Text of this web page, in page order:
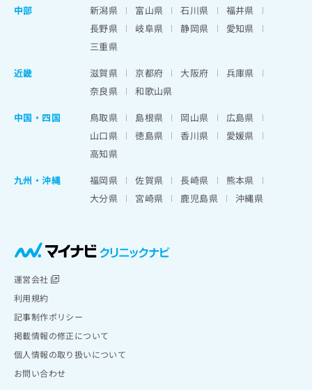
中部
新潟県 富山県 石川県
福井県
長野県
岐阜県 静岡県
愛知県
三重県
近畿
滋賀県 京都府 大阪府
兵庫県
奈良県
和歌山県
中国・四国
鳥取県 島根県 岡山県
広島県
山口県
徳島県 香川県
愛媛県
高知県
九州・沖縄
福岡県 佐賀県 長崎県
熊本県
大分県
宮崎県 鹿児島県 沖縄県
運営会社
利用規約
記事制作ポリシー
掲載情報の修正について
個人情報の取り扱いについて
お問い合わせ